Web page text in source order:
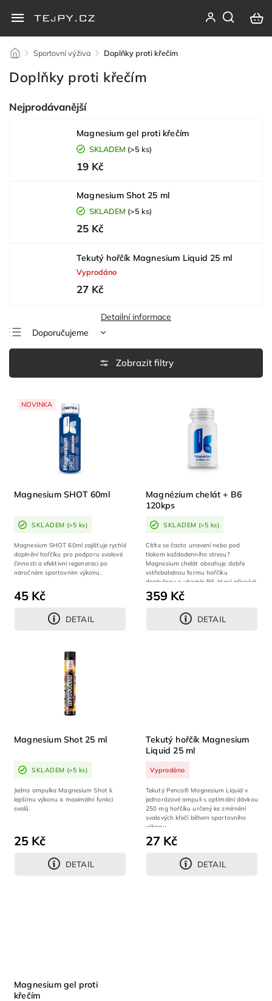
/ Sportovní výživa / Doplňky proti křečím
Doplňky proti křečím
Nejprodávanější
Magnesium gel proti křečím
SKLADEM (>5 ks)
19 Kč
Magnesium Shot 25 ml
SKLADEM (>5 ks)
25 Kč
Tekutý hořčík Magnesium Liquid 25 ml
Vyprodáno
27 Kč
Detailní informace
Doporučujeme
Nejlevnější
Abecedně
NOVINKA
Magnesium SHOT 60ml
SKLADEM (>5 ks)
45 Kč
DETAIL
Magnesium SHOT 60ml zajišťuje rychlé
doplnění hořčíku pro podporu svalové
činnosti a efektivní regeneraci po
náročném sportovním výkonu.
Magnézium chelát + B6
120kps
SKLADEM (>5 ks)
359 Kč
DETAIL
Cítíte se často unavení nebo pod
tlakem každodenního stresu?
Magnesium chelát obsahuje dobře
vstřebatelnou formu hořčíku
doplněnou o vitamín B6, který přispívá
ke snížení míry...
Magnesium Shot 25 ml
SKLADEM (>5 ks)
25 Kč
DETAIL
Jedna ampulka Magnesium Shot k
lepšímu výkonu a maximální funkci
svalů.
Tekutý hořčík Magnesium
Liquid 25 ml
Vyprodáno
27 Kč
DETAIL
Tekutý Penco® Magnesium Liquid v
jednorázové ampuli s optimální dávkou
250 mg hořčíku určený ke zmírnění
svalových křečí během sportovního
výkonu.
Magnesium gel proti
křečím